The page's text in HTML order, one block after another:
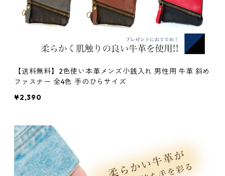
【送料無料】2色使い本革メンズ小銭入れ 男性用 牛革 斜め
ファスナー 全4色 手のひらサイズ
¥2,390